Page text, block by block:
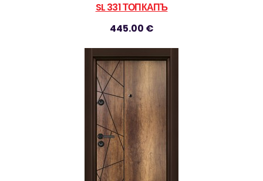
SL 331 ТОПКАПЪ
445.00 €